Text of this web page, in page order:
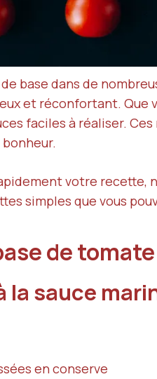
base dans de
et réconfortant. Que
faciles à réaliser.
votre recette,
simples que vous
de tomate
la sauce
en conserve